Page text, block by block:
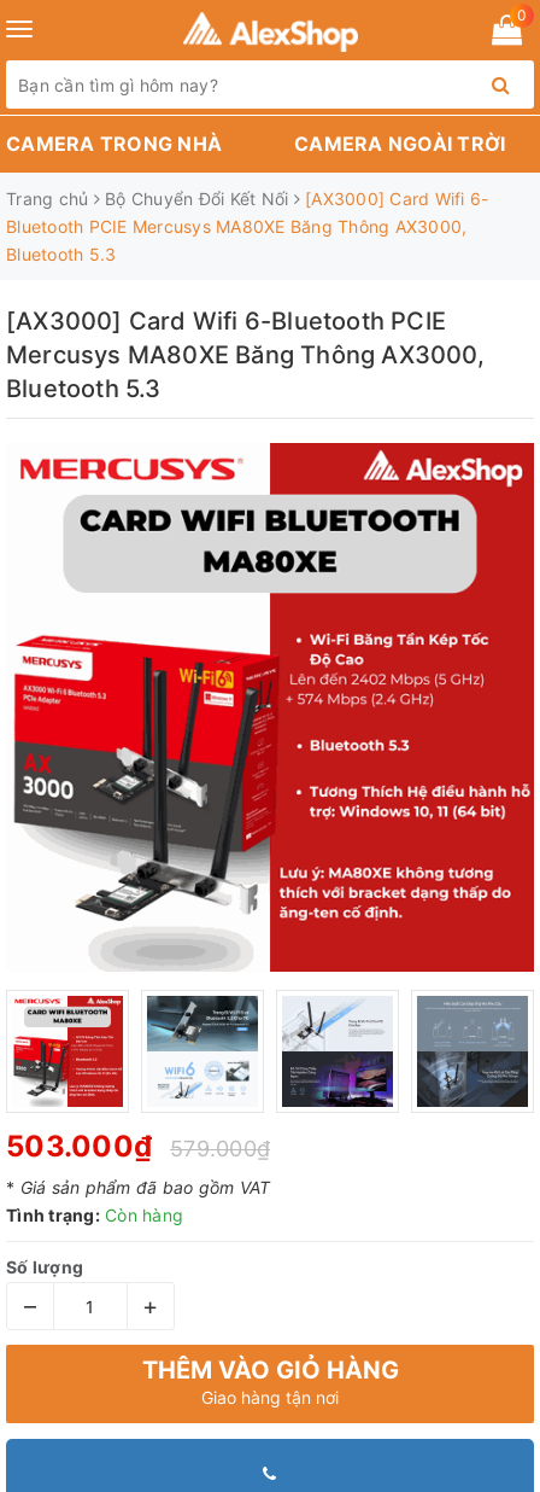
Toggle
navigation
0
CAMERA TRONG NHÀ CAMERA NGOÀI TRỜI
Trang chủ Bộ Chuyển Đổi Kết Nối
[AX3000] Card Wifi 6-
Bluetooth PCIE Mercusys MA80XE Băng Thông AX3000,
Bluetooth 5.3
[AX3000] Card Wifi 6-Bluetooth PCIE
Mercusys MA80XE Băng Thông AX3000,
Bluetooth 5.3
503.000₫ 579.000₫
* Giá sản phẩm đã bao gồm VAT
Tình trạng: Còn hàng
Số lượng
– +
THÊM VÀO GIỎ HÀNG
Giao hàng tận nơi